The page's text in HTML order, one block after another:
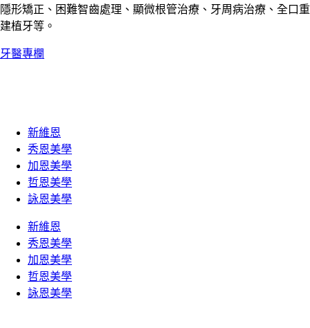
隱形矯正、困難智齒處理、顯微根管治療、牙周病治療、全口重
建植牙等。
牙醫專欄
新維恩
秀恩美學
加恩美學
哲恩美學
詠恩美學
新維恩
秀恩美學
加恩美學
哲恩美學
詠恩美學